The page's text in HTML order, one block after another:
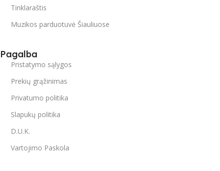
Tinklaraštis
Muzikos parduotuvė Šiauliuose
Pagalba
Pristatymo sąlygos
Prekių grąžinimas
Privatumo politika
Slapukų politika
D.U.K.
Vartojimo Paskola